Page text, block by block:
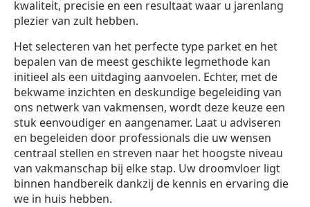
kwaliteit, precisie en een resultaat waar u jarenlang
plezier van zult hebben.
Het selecteren van het perfecte type parket en het
bepalen van de meest geschikte legmethode kan
initieel als een uitdaging aanvoelen. Echter, met de
bekwame inzichten en deskundige begeleiding van
ons netwerk van vakmensen, wordt deze keuze een
stuk eenvoudiger en aangenamer. Laat u adviseren
en begeleiden door professionals die uw wensen
centraal stellen en streven naar het hoogste niveau
van vakmanschap bij elke stap. Uw droomvloer ligt
binnen handbereik dankzij de kennis en ervaring die
we in huis hebben.